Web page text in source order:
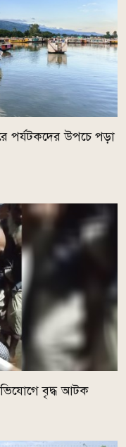
পর্যটকদের উপচে পড়া
বৃদ্ধ আটক